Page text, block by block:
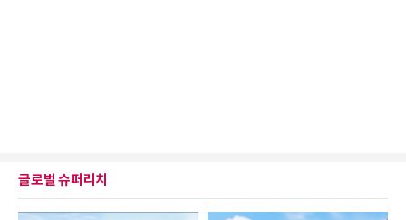
글로벌 슈퍼리치